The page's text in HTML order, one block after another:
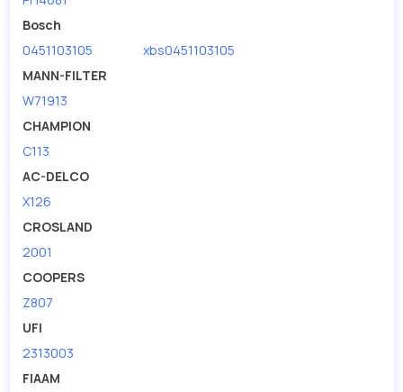
Bosch
0451103105
xbs0451103105
MANN-FILTER
W71913
CHAMPION
C113
AC-DELCO
X126
CROSLAND
2001
COOPERS
Z807
UFI
2313003
FIAAM